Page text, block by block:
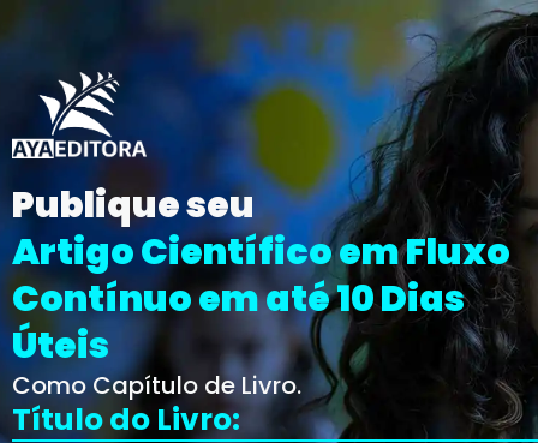
Publique seu
Artigo Científico em Fluxo
Contínuo em até 10 Dias
Úteis
Como Capítulo de Livro.
Título do Livro: